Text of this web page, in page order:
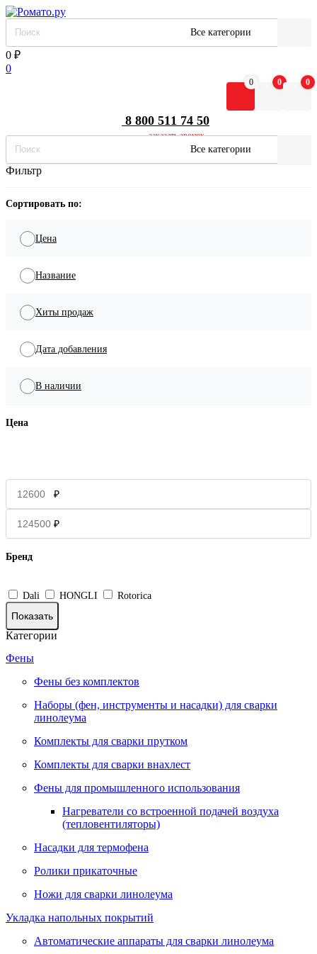
Все категории
0 ₽
0
8 800 511 74 50
заказать звонок
0 0 0
Все категории
Фильтр
Сортировать по:
Цена
Название
Хиты продаж
Дата добавления
В наличии
Цена
₽
₽
Бренд
Dali HONGLI Rotorica
Категории
Фены
Фены без комплектов
Наборы (фен, инструменты и насадки) для сварки
линолеума
Комплекты для сварки прутком
Комплекты для сварки внахлест
Фены для промышленного использования
Нагреватели со встроенной подачей воздуха
(тепловентиляторы)
Насадки для термофена
Ролики прикаточные
Ножи для сварки линолеума
Укладка напольных покрытий
Автоматические аппараты для сварки линолеума